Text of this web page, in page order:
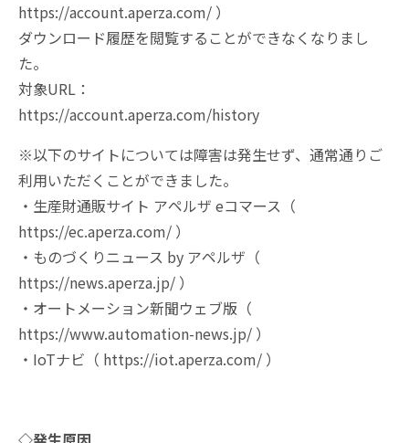
https://account.aperza.com/ ）
ダウンロード履歴を閲覧することができなくなりまし
た。
対象URL：
https://account.aperza.com/history
※以下のサイトについては障害は発生せず、通常通りご
利用いただくことができました。
・生産財通販サイト アペルザ eコマース（
https://ec.aperza.com/ ）
・ものづくりニュース by アペルザ（
https://news.aperza.jp/ ）
・オートメーション新聞ウェブ版（
https://www.automation-news.jp/ ）
・IoTナビ（ https://iot.aperza.com/ ）